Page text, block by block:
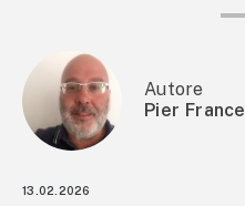
Autore
Pier
13.02.2026